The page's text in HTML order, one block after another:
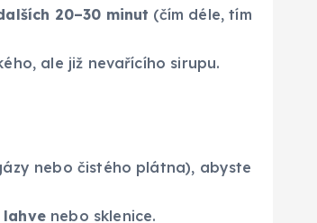
20–30 minut (čím déle, tím
ale již nevařícího sirupu.
nebo čistého plátna), abyste
nebo sklenice.